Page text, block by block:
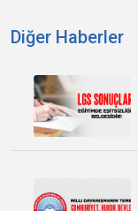
Diğer Haberler